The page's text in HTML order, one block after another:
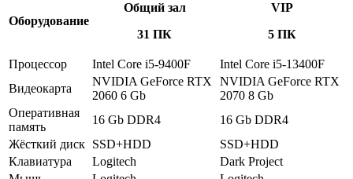
Оборудование
Общий зал
31 ПК
VIP
5 ПК
Процессор Intel Core i5-9400F
Intel Core i5-13400F
Видеокарта
NVIDIA GeForce RTX
2060 6 Gb
NVIDIA GeForce RTX
2070 8 Gb
Оперативная
память
16 Gb DDR4
16 Gb DDR4
Жёсткий диск SSD+HDD
SSD+HDD
Клавиатура
Logitech
Dark Project